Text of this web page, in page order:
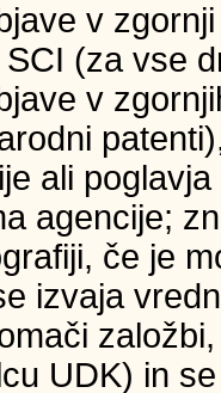
v
(za vse
v
ali
agencije;
če je
izvaja
UDK) in